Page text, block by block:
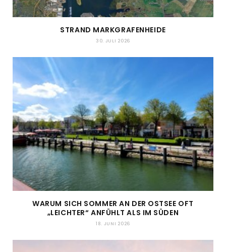
STRAND MARKGRAFENHEIDE
30. JULI 2026
WARUM SICH SOMMER AN DER OSTSEE OFT
„LEICHTER“ ANFÜHLT ALS IM SÜDEN
18. JUNI 2026